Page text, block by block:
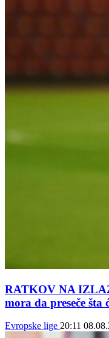
RATKOV NA
mora da preseče šta
Evropske lige 20:11